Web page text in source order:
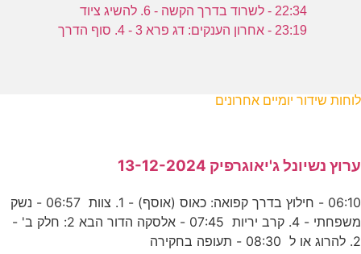
22:34 - לשרוד בדרך הקשה - 6. להשיג ציוד
23:19 - אחרון הענקים: דג פרא 3 - 4. סוף הדרך
לוחות שידור יומיים אחרונים
ערוץ נשיונל ג'יאוגרפיק 13-12-2024
06:10 - חילוץ בדרך קפואה: כאוס (אוסף) - 1. צוות 06:57 - נשק
משפחתי - 4. קרב יריות 07:45 - אלסקה הדור הבא 2: חלק ב' -
2. להרוג או ל 08:30 - תעופה בחקירה